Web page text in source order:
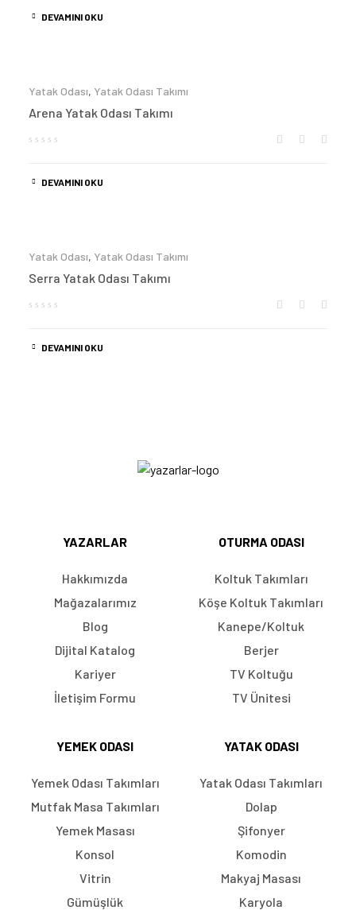
DEVAMINI OKU
Yatak Odası, Yatak Odası Takımı
Arena Yatak Odası Takımı
DEVAMINI OKU
Yatak Odası, Yatak Odası Takımı
Serra Yatak Odası Takımı
DEVAMINI OKU
YAZARLAR
Hakkımızda
Mağazalarımız
Blog
Dijital Katalog
Kariyer
İletişim Formu
OTURMA ODASI
Koltuk Takımları
Köşe Koltuk Takımları
Kanepe/Koltuk
Berjer
TV Koltuğu
TV Ünitesi
YEMEK ODASI
Yemek Odası Takımları
Mutfak Masa Takımları
Yemek Masası
Konsol
Vitrin
Gümüşlük
YATAK ODASI
Yatak Odası Takımları
Dolap
Şifonyer
Komodin
Makyaj Masası
Karyola